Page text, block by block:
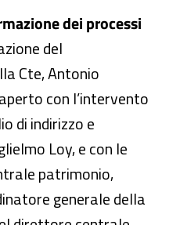
dei processi
del
Cte, Antonio
con l’intervento
di indirizzo e
Loy, e con le
patrimonio,
generale della